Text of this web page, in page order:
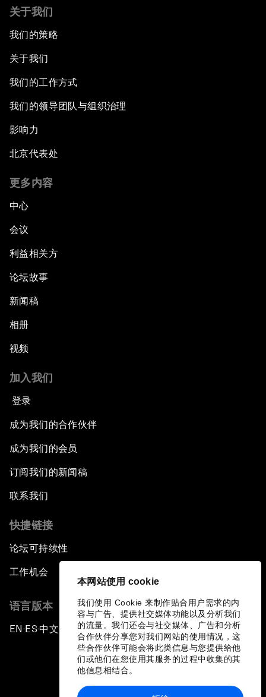
本网站使用 cookie
我们使用 Cookie 来制作贴合用户需求的内
容与广告、提供社交媒体功能以及分析我们
的流量。我们还会与社交媒体、广告和分析
合作伙伴分享您对我们网站的使用情况，这
些合作伙伴可能会将此类信息与您提供给他
们或他们在您使用其服务的过程中收集的其
他信息相结合。
关于我们
我们的策略
关于我们
我们的工作方式
我们的领导团队与组织治理
影响力
北京代表处
更多内容
中心
会议
利益相关方
论坛故事
新闻稿
相册
视频
加入我们
登录
成为我们的合作伙伴
成为我们的会员
订阅我们的新闻稿
联系我们
快捷链接
论坛可持续性
工作机会
语言版本
EN ▪ ES▪中文▪ 日本語